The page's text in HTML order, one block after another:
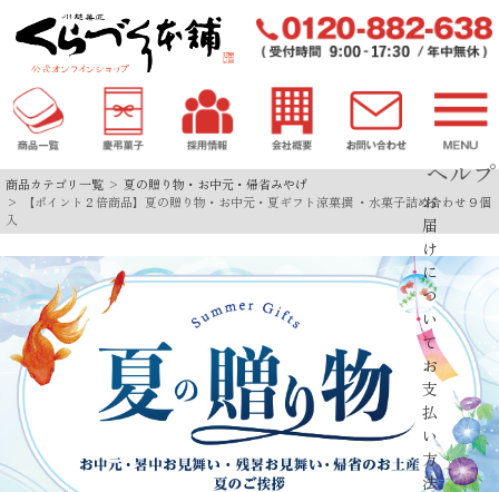
ヘルプ
お
届
け
に
つ
い
て
お
支
払
い
方
法
商品カテゴリ一覧
夏の贈り物・お中元・帰省みやげ
【ポイント２倍商品】夏の贈り物・お中元・夏ギフト涼菓撰 ・水菓子詰め合わせ９個
入